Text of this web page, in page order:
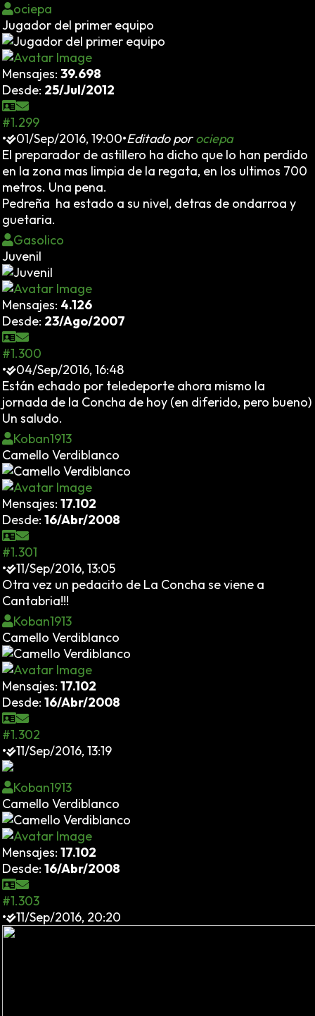
ociepa
Jugador del primer equipo
Mensajes: 39.698
Desde: 25/Jul/2012
#1.299
•
01/Sep/2016, 19:00•Editado porociepa
El preparador de astillero ha dicho que lo han perdido
en la zona mas limpia de la regata, en los ultimos 700
metros. Una pena.
Pedreña ha estado a su nivel, detras de ondarroa y
guetaria.
Gasolico
Juvenil
Mensajes: 4.126
Desde: 23/Ago/2007
#1.300
•
04/Sep/2016, 16:48
Están echado por teledeporte ahora mismo la
jornada de la Concha de hoy (en diferido, pero bueno)
Un saludo.
Koban1913
Camello Verdiblanco
Mensajes: 17.102
Desde: 16/Abr/2008
#1.301
•
11/Sep/2016, 13:05
Otra vez un pedacito de La Concha se viene a
Cantabria!!!
Koban1913
Camello Verdiblanco
Mensajes: 17.102
Desde: 16/Abr/2008
#1.302
•
11/Sep/2016, 13:19
Koban1913
Camello Verdiblanco
Mensajes: 17.102
Desde: 16/Abr/2008
#1.303
•
11/Sep/2016, 20:20